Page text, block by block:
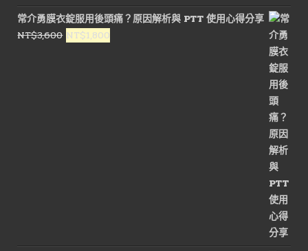
價
格：
NT$1,200。
價
格：
NT$500。
常介勇膜衣錠服用後頭痛？原因解析與 PTT 使用心得分享
NT$3,600 原
NT$1,800